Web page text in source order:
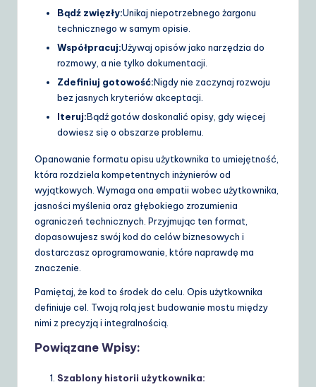
Bądź zwięzły:Unikaj niepotrzebnego żargonu
technicznego w samym opisie.
Współpracuj:Używaj opisów jako narzędzia do
rozmowy, a nie tylko dokumentacji.
Zdefiniuj gotowość:Nigdy nie zaczynaj rozwoju
bez jasnych kryteriów akceptacji.
Iteruj:Bądź gotów doskonalić opisy, gdy więcej
dowiesz się o obszarze problemu.
Opanowanie formatu opisu użytkownika to umiejętność,
która rozdziela kompetentnych inżynierów od
wyjątkowych. Wymaga ona empatii wobec użytkownika,
jasności myślenia oraz głębokiego zrozumienia
ograniczeń technicznych. Przyjmując ten format,
dopasowujesz swój kod do celów biznesowych i
dostarczasz oprogramowanie, które naprawdę ma
znaczenie.
Pamiętaj, że kod to środek do celu. Opis użytkownika
definiuje cel. Twoją rolą jest budowanie mostu między
nimi z precyzją i integralnością.
Powiązane Wpisy:
Szablony historii użytkownika: